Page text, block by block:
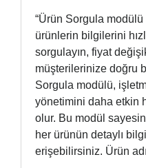
“Ürün Sorgula modülü
ürünlerin bilgilerini
sorgulayın, fiyat
müşterilerinize doğru
Sorgula modülü,
yönetimini daha etkin
olur. Bu modül
her ürünün detaylı
erişebilirsiniz. Ürün